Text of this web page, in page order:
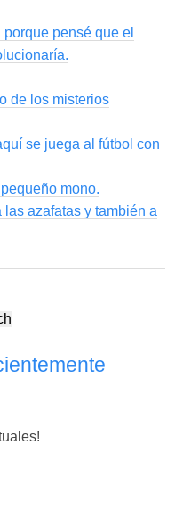
pensé que el
de los misterios
se juega al fútbol con
mono.
las azafatas y también a